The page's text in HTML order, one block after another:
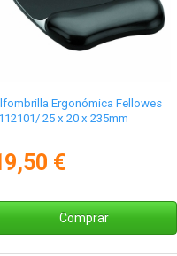
Ergonómica Fellowes
25 x 20 x 235mm
€
Comprar